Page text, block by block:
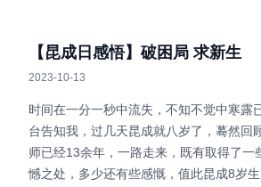
【昆成日感悟】破困局 求新生
2023-10-13
时间在一分一秒中流失，不知不觉中寒露
台告知我，过几天昆成就八岁了，蓦然回
师已经13余年，一路走来，既有取得了一
憾之处，多少还有些感慨，值此昆成8岁